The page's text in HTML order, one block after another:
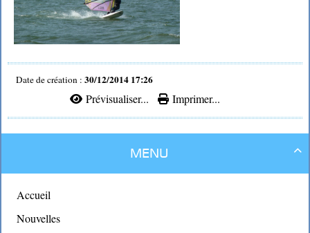

Menu
Accueil
Nouvelles
Date de création : 30/12/2014 17:26
Prévisualiser... Imprimer...